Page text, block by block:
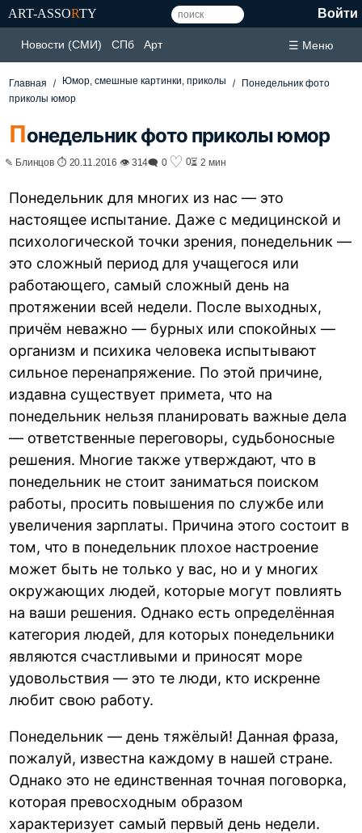
ART-ASSORTY Войти
Новости (СМИ) СПб Арт ☰ Меню
Главная Юмор, смешные картинки, приколы
Понедельник фото
приколы юмор
Понедельник фото приколы юмор
✎ Блинцов ⏱ 20.11.2016 👁 314🗨 0 ♡ 0⏳ 2 мин
Понедельник для многих из нас — это
настоящее испытание. Даже с медицинской и
психологической точки зрения, понедельник —
это сложный период для учащегося или
работающего, самый сложный день на
протяжении всей недели. После выходных,
причём неважно — бурных или спокойных —
организм и психика человека испытывают
сильное перенапряжение. По этой причине,
издавна существует примета, что на
понедельник нельзя планировать важные дела
— ответственные переговоры, судьбоносные
решения. Многие также утверждают, что в
понедельник не стоит заниматься поиском
работы, просить повышения по службе или
увеличения зарплаты. Причина этого состоит в
том, что в понедельник плохое настроение
может быть не только у вас, но и у многих
окружающих людей, которые могут повлиять
на ваши решения. Однако есть определённая
категория людей, для которых понедельники
являются счастливыми и приносят море
удовольствия — это те люди, кто искренне
любит свою работу.
Понедельник — день тяжёлый! Данная фраза,
пожалуй, известна каждому в нашей стране.
Однако это не единственная точная поговорка,
которая превосходным образом
характеризует самый первый день недели.